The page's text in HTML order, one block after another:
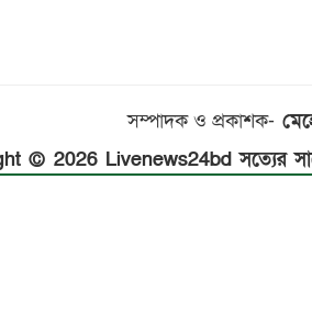
সম্পাদক ও প্রকাশক-
© 2026 Livenews24bd সত্যের